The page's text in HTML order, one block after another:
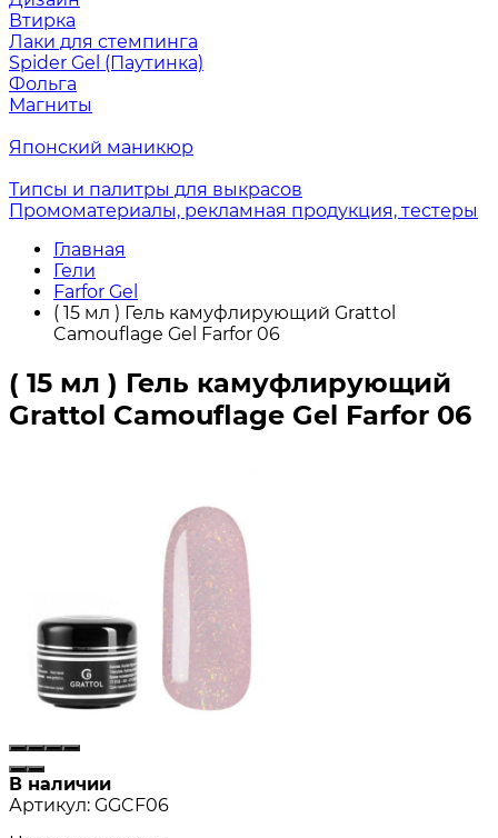
Втирка
Лаки для стемпинга
Spider Gel (Паутинка)
Фольга
Магниты
Японский маникюр
Типсы и палитры для выкрасов
Промоматериалы, рекламная продукция, тестеры
Главная
Гели
Farfor Gel
( 15 мл ) Гель камуфлирующий Grattol
Camouflage Gel Farfor 06
( 15 мл ) Гель камуфлирующий
Grattol Camouflage Gel Farfor 06
В наличии
Артикул: GGCF06